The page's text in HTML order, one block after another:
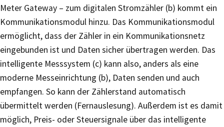
Meter Gateway – zum digitalen Stromzähler (b) kommt ein
Kommunikationsmodul hinzu. Das Kommunikationsmodul
ermöglicht, dass der Zähler in ein Kommunikationsnetz
eingebunden ist und Daten sicher übertragen werden. Das
intelligente Messsystem (c) kann also, anders als eine
moderne Messeinrichtung (b), Daten senden und auch
empfangen. So kann der Zählerstand automatisch
übermittelt werden (Fernauslesung). Außerdem ist es damit
möglich, Preis- oder Steuersignale über das intelligente